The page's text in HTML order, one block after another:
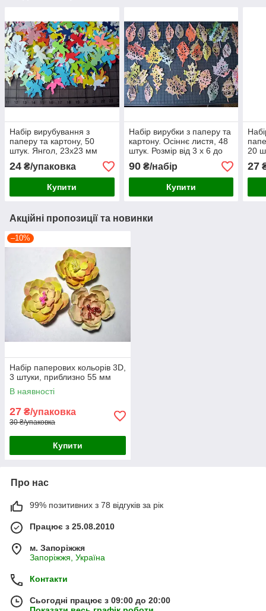
Набір вирубування з
паперу та картону, 50
штук. Янгол, 23х23 мм
24 ₴/упаковка
Купити
Набір вирубки з паперу та
картону. Осіннє листя, 48
штук. Розмір від 3 х 6 до
85 х 100 мм, ручне
фарбування
90₴/набір
Купити
20
27
Акційні пропозиції та новинки
–10%
Набір паперових кольорів 3D,
3 штуки, приблизно 55 мм
В наявності
27 ₴/упаковка
30 ₴/упаковка
Купити
Про нас
99% позитивних з 78 відгуків за рік
Працює з 25.08.2010
м. Запоріжжя
Запоріжжя, Україна
Контакти
Сьогодні працює з 09:00 до 20:00